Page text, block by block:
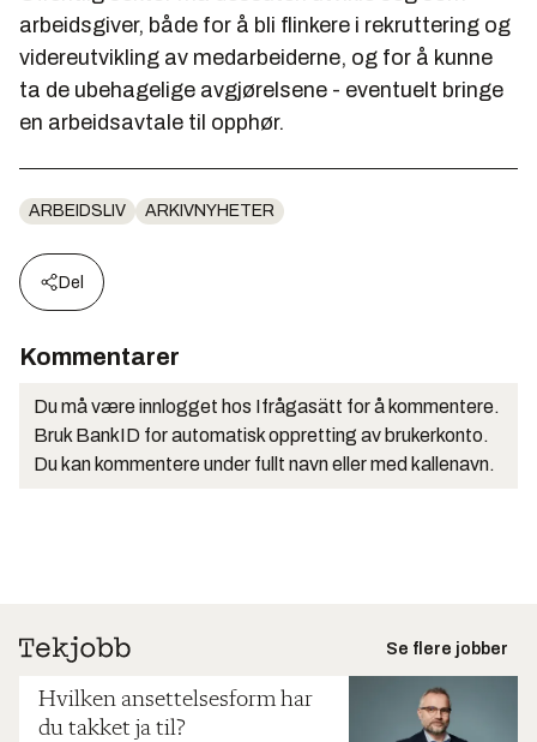
arbeidsgiver, både for å bli flinkere i rekruttering og
videreutvikling av medarbeiderne, og for å kunne
ta de ubehagelige avgjørelsene - eventuelt bringe
en arbeidsavtale til opphør.
ARBEIDSLIV ARKIVNYHETER
Del
Kommentarer
Du må være innlogget hos Ifrågasätt for å kommentere.
Bruk BankID for automatisk oppretting av brukerkonto.
Du kan kommentere under fullt navn eller med kallenavn.
Se flere jobber
Hvilken ansettelsesform har
du takket ja til?